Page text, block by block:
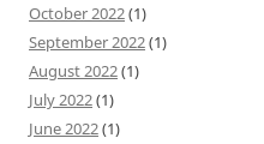
October 2022(1)
September 2022(1)
August 2022(1)
July 2022(1)
June 2022(1)